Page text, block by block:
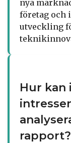
nya
företag och
utveckling
Hur kan
rapport?